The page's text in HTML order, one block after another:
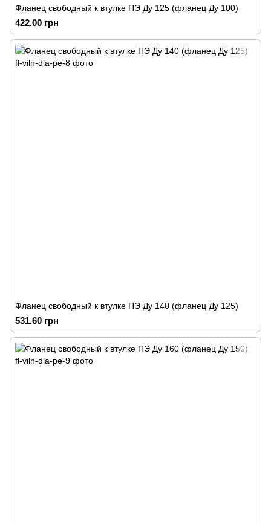
Фланец свободный к втулке ПЭ Ду 125 (фланец Ду 100)
422.00 грн
Фланец свободный к втулке ПЭ Ду 140 (фланец Ду 125)
531.60 грн